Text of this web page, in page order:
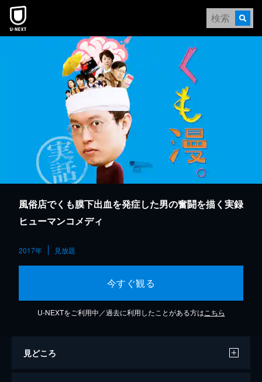
本文へスキップ
風俗店でくも膜下出血を発症した男の奮闘を描く実録
ヒューマンコメディ
2017年 見放題
今すぐ観る
U-NEXTをご利用中／過去に利用したことがある方は こちら
見どころ